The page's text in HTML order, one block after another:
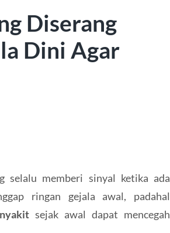
Diserang
Dini Agar
selalu memberi sinyal ketika ada
ringan gejala awal, padahal
sejak awal dapat mencegah